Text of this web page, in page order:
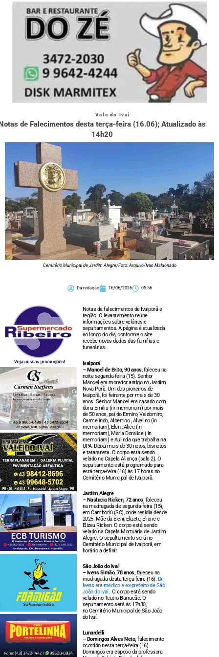
Vale do Ivaí
de Falecimentos desta terça-feira (16.06); Atualizado às
14h20
Cemitério Municipal de Jardim Alegre/Foto: Arquivo/Ivan Maldonado
Da redação 16/06/2026 05:56
Notas de falecimentos de Ivaiporã e
região. O levantamento reúne
informações sobre velórios e
sepultamentos. A página é atualizada
ao longo do dia, conforme o site
recebe novos dados das famílias e
funerárias.
Ivaiporã
– Manoel de Brito, 90 anos, faleceu na
noite segunda-feira (15). Senhor
Manoel era morador antigo no Jardim
Nova Porã. Um dos pioneiros de
Ivaiporã, foi feirante por mais de 30
anos. Senhor Manoel era casado com
dona Emilia (in memoriam) por mais
de 50 anos, pai do Ermiro, Valdomiro,
Carmelindo, Albertino , Alvelino (in
memoriam), Eleni, Alice (in
memoriam), Maria Doralice ( in
memoriam) e Aulinda que trabalha na
UPA. Deixa mais de 30 netos, bisnetos
e tataraneta. O corpo está sendo
velado na Capela Aliança (sala 2). O
sepultamento está programado para
está terça-feira (16) às 17 horas no
Cemitério Municipal de Ivaiporã.
Jardim Alegre
– Nastacia Ricken, 72 anos, faleceu
na madrugada de segunda-feira (15),
em Camboriú (SC), onde residia desde
2025. Mãe da Eleni, Elizete, Eliane e
Elizeu Ricken. O corpo está sendo
velado na Capela Mortuária de Jardim
Alegre. O sepultamento será no
Cemitério Municipal de Ivaiporã, em
horário a definir.
São João do Ivaí
– Ivens Simão, 78 anos, faleceu na
madrugada desta terça-feira (16). Dr.
Ivens era médico e ex-prefeito de São
João do Ivaí. O corpo está sendo
velado no Teatro Barracão. O
sepultamento será às 17h30,
no Cemitério Municipal de São João
do Ivaí.
Lunardelli
– Domingos Alves Neto, falecimento
ocorrido nesta terça-feira (16).
Domingos era esposo da professora